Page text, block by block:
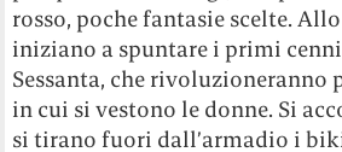
rosso, poche fantasie scelte.
iniziano a spuntare i primi
Sessanta, che rivoluzioneranno
in cui si vestono le donne. Si
si tirano fuori dall’armadio i